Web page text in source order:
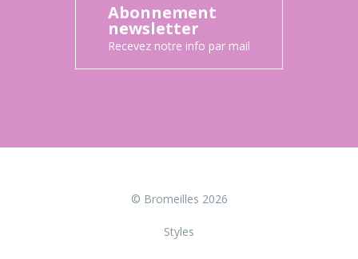
Abonnement
newsletter
Recevez notre info par mail
© Bromeilles 2026
Styles